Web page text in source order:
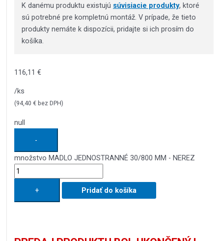
K danému produktu existujú súvisiacie produkty, ktoré
sú potrebné pre kompletnú montáž. V prípade, že tieto
produkty nemáte k dispozícii, pridajte si ich prosím do
košíka.
116,11 €
/ks
(94,40 € bez DPH)
null
-
množstvo MADLO JEDNOSTRANNÉ 30/800 MM - NEREZ
+ Pridať do košíka